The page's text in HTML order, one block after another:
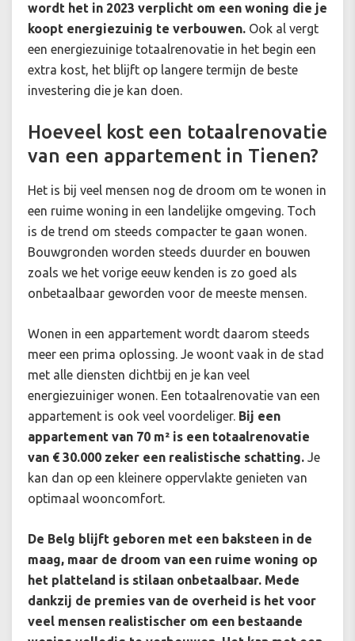
wordt het in 2023 verplicht om een woning die je
koopt energiezuinig te verbouwen. Ook al vergt
een energiezuinige totaalrenovatie in het begin een
extra kost, het blijft op langere termijn de beste
investering die je kan doen.
Hoeveel kost een totaalrenovatie
van een appartement in Tienen?
Het is bij veel mensen nog de droom om te wonen in
een ruime woning in een landelijke omgeving. Toch
is de trend om steeds compacter te gaan wonen.
Bouwgronden worden steeds duurder en bouwen
zoals we het vorige eeuw kenden is zo goed als
onbetaalbaar geworden voor de meeste mensen.
Wonen in een appartement wordt daarom steeds
meer een prima oplossing. Je woont vaak in de stad
met alle diensten dichtbij en je kan veel
energiezuiniger wonen. Een totaalrenovatie van een
appartement is ook veel voordeliger. Bij een
appartement van 70 m² is een totaalrenovatie
van € 30.000 zeker een realistische schatting. Je
kan dan op een kleinere oppervlakte genieten van
optimaal wooncomfort.
De Belg blijft geboren met een baksteen in de
maag, maar de droom van een ruime woning op
het platteland is stilaan onbetaalbaar. Mede
dankzij de premies van de overheid is het voor
veel mensen realistischer om een bestaande